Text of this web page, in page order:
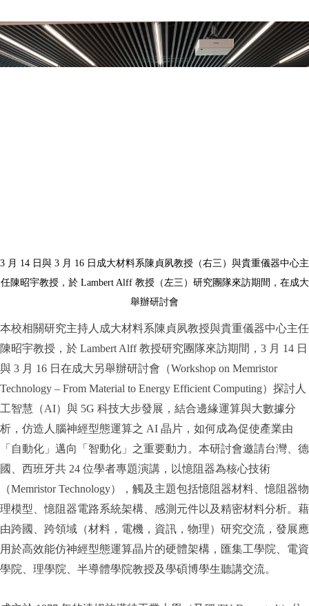
3 月 14 日與 3 月 16 日成大材料系陳貞夙教授（右三）與貴重儀器中心主
任陳昭宇教授，於 Lambert Alff 教授（左三）研究團隊來訪期間，在成大
舉辦研討會
本校相關研究主持人成大材料系陳貞夙教授與貴重儀器中心主任
陳昭宇教授，於 Lambert Alff 教授研究團隊來訪期間，3 月 14 日
與 3 月 16 日在成大另舉辦研討會（Workshop on Memristor
Technology – From Material to Energy Efficient Computing）探討人
工智慧（AI）與 5G 科技大步發展，結合邊緣運算與大數據分
析，仿造人腦神經型態運算之 AI 晶片，如何成為促使產業由
「自動化」邁向「智動化」之重要動力。本研討會邀請台灣、德
國、西班牙共 24 位學者專題演講，以憶阻器為核心技術
（Memristor Technology），觸及主題包括憶阻器材料、憶阻器物
理模型、憶阻器電路系統架構、感測元件以及精密材料分析。藉
由跨國、跨領域（材料，電機，資訊，物理）研究交流，發展應
用於高效能仿神經型態運算晶片的硬體架構，匯集工學院、電資
學院、理學院、半導體學院教授及學碩博學生聽講交流。